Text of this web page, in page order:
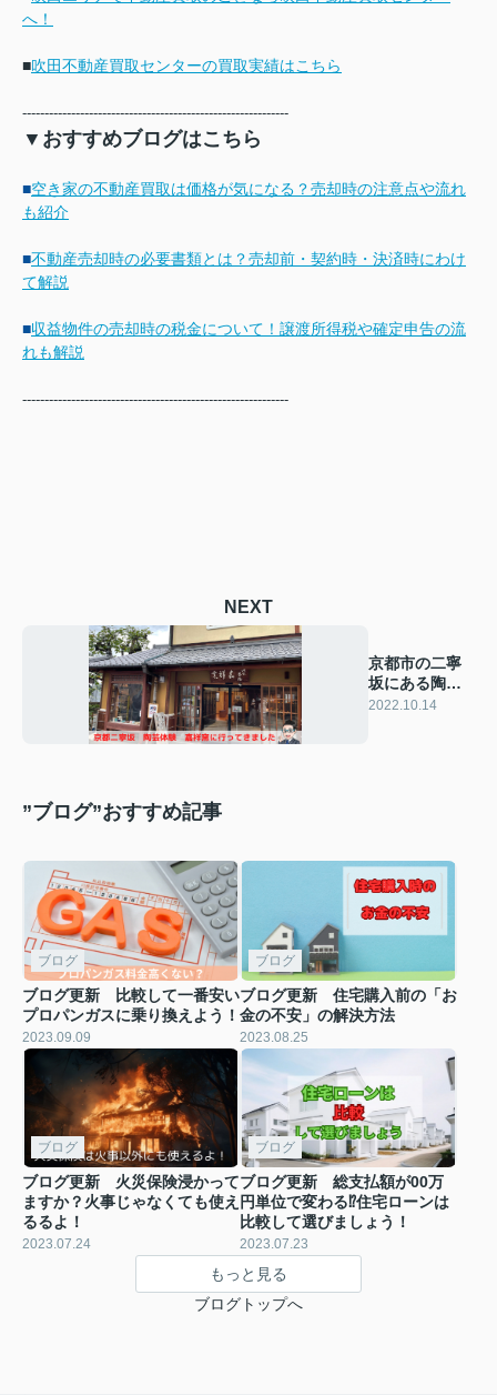
へ！
■吹田不動産買取センターの買取実績はこちら
------------------------------------------------------------
▼おすすめブログはこちら
■空き家の不動産買取は価格が気になる？売却時の注意点や流れ
も紹介
■不動産売却時の必要書類とは？売却前・契約時・決済時にわけ
て解説
■収益物件の売却時の税金について！譲渡所得税や確定申告の流
れも解説
------------------------------------------------------------
NEXT
京都市の二寧
坂にある陶芸
体験に行って
2022.10.14
”ブログ”おすすめ記事
ブログ
ブログ更新 比較して一番安い
プロパンガスに乗り換えよう！
2023.09.09
ブログ
ブログ更新 住宅購入前の「お
金の不安」の解決方法
2023.08.25
ブログ
ブログ更新 火災保険浸かって
ますか？火事じゃなくても使え
るるよ！
2023.07.24
ブログ
ブログ更新 総支払額が00万
円単位で変わる⁉住宅ローンは
比較して選びましょう！
2023.07.23
もっと見る
ブログトップへ